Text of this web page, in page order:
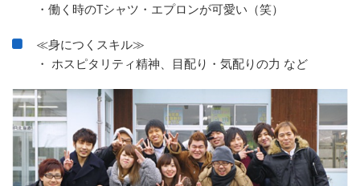
・働く時のTシャツ・エプロンが可愛い（笑）
≪身につくスキル≫
・ ホスピタリティ精神、目配り・気配りの力 など